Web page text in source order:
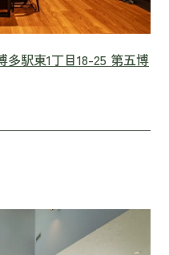
駅東1丁目18-25 第五博